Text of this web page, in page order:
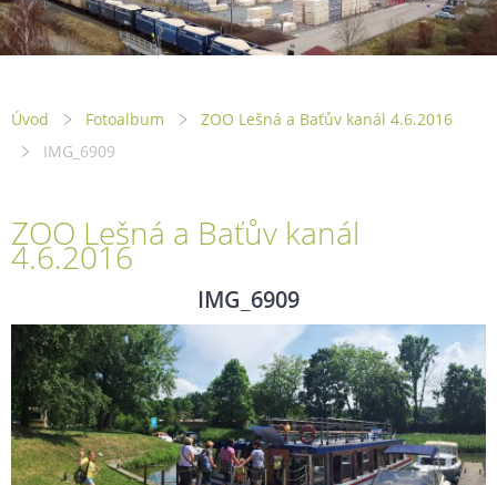
Úvod Fotoalbum
ZOO Lešná a Baťův kanál 4.6.2016
IMG_6909
ZOO Lešná a Baťův kanál
4.6.2016
IMG_6909